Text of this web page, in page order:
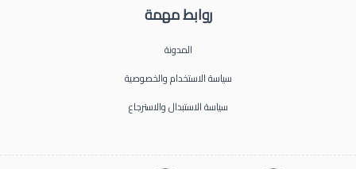
روابط مهمة
المدونة
سياسة الاستخدام والخصوصية
سياسة الاستبدال والاسترجاع